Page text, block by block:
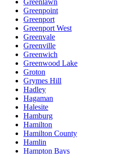
Greenpoint
Greenport
Greenport West
Greenvale
Greenville
Greenwich
Greenwood Lake
Groton
Grymes Hill
Hadley
Hagaman
Halesite
Hamburg
Hamilton
Hamilton County
Hamlin
Hampton Bays